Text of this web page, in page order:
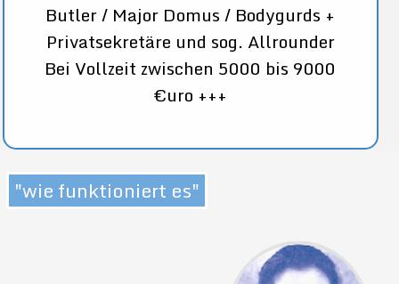
Butler / Major Domus / Bodygurds +
Privatsekretäre und sog. Allrounder
Bei Vollzeit zwischen 5000 bis 9000
€uro +++
"wie funktioniert es"